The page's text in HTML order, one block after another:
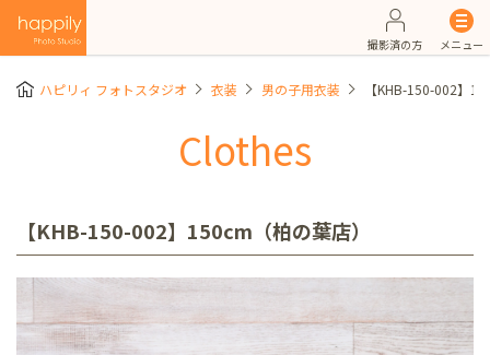
撮影済の方 メニュー
ハピリィ フォトスタジオ 衣装 男の子用衣装 【KHB-150-002】
Clothes
【KHB-150-002】150cm（柏の葉店）